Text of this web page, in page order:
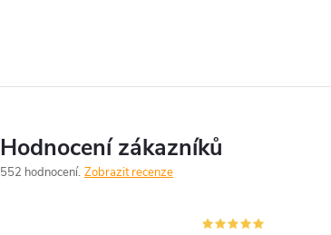
Hodnocení zákazníků
552 hodnocení Zobrazit recenze